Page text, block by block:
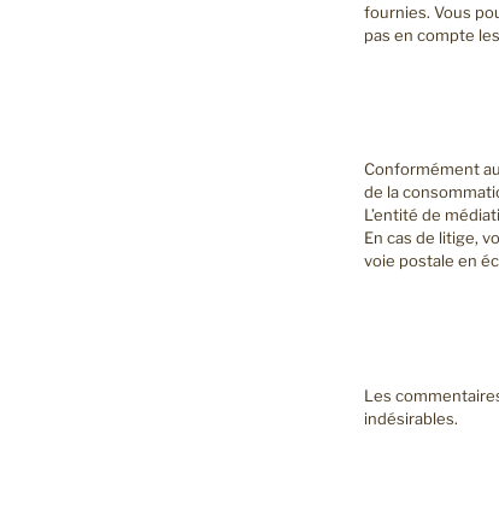
fournies. Vous
pas en compte
Conformément
de la
L’entité de
En cas de litige,
voie postale en
Les
indésirables.